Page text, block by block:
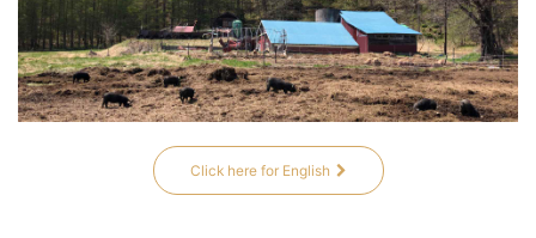
Click here for English